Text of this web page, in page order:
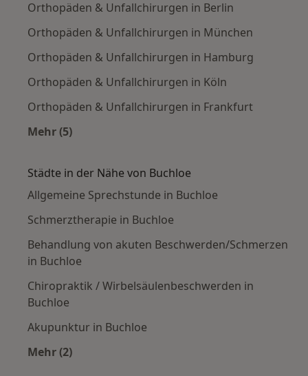
Orthopäden & Unfallchirurgen in Berlin
Orthopäden & Unfallchirurgen in München
Orthopäden & Unfallchirurgen in Hamburg
Orthopäden & Unfallchirurgen in Köln
Orthopäden & Unfallchirurgen in Frankfurt
Mehr (5)
Städte in der Nähe von Buchloe
Allgemeine Sprechstunde in Buchloe
Schmerztherapie in Buchloe
Behandlung von akuten Beschwerden/Schmerzen
in Buchloe
Chiropraktik / Wirbelsäulenbeschwerden in
Buchloe
Akupunktur in Buchloe
Mehr (2)